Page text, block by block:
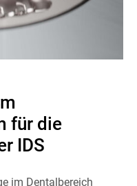
für die
IDS
im Dentalbereich